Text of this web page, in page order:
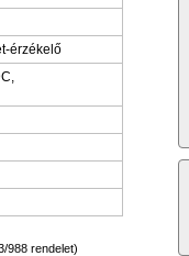
érzékelő
988 rendelet)